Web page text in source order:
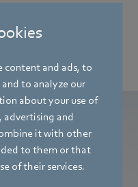
content and ads, to
to analyze our
about your use of
advertising and
it with other
to them or that
of their services.
다양한 크기를 제공합
이점으로 작용합니다.
용 시